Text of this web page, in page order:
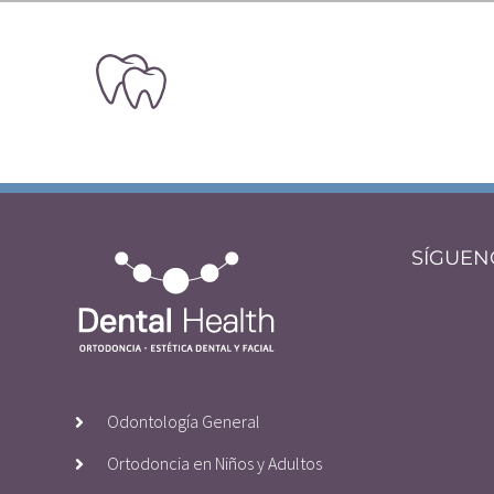
Odontología General
Ortodoncia en Niños y Adultos